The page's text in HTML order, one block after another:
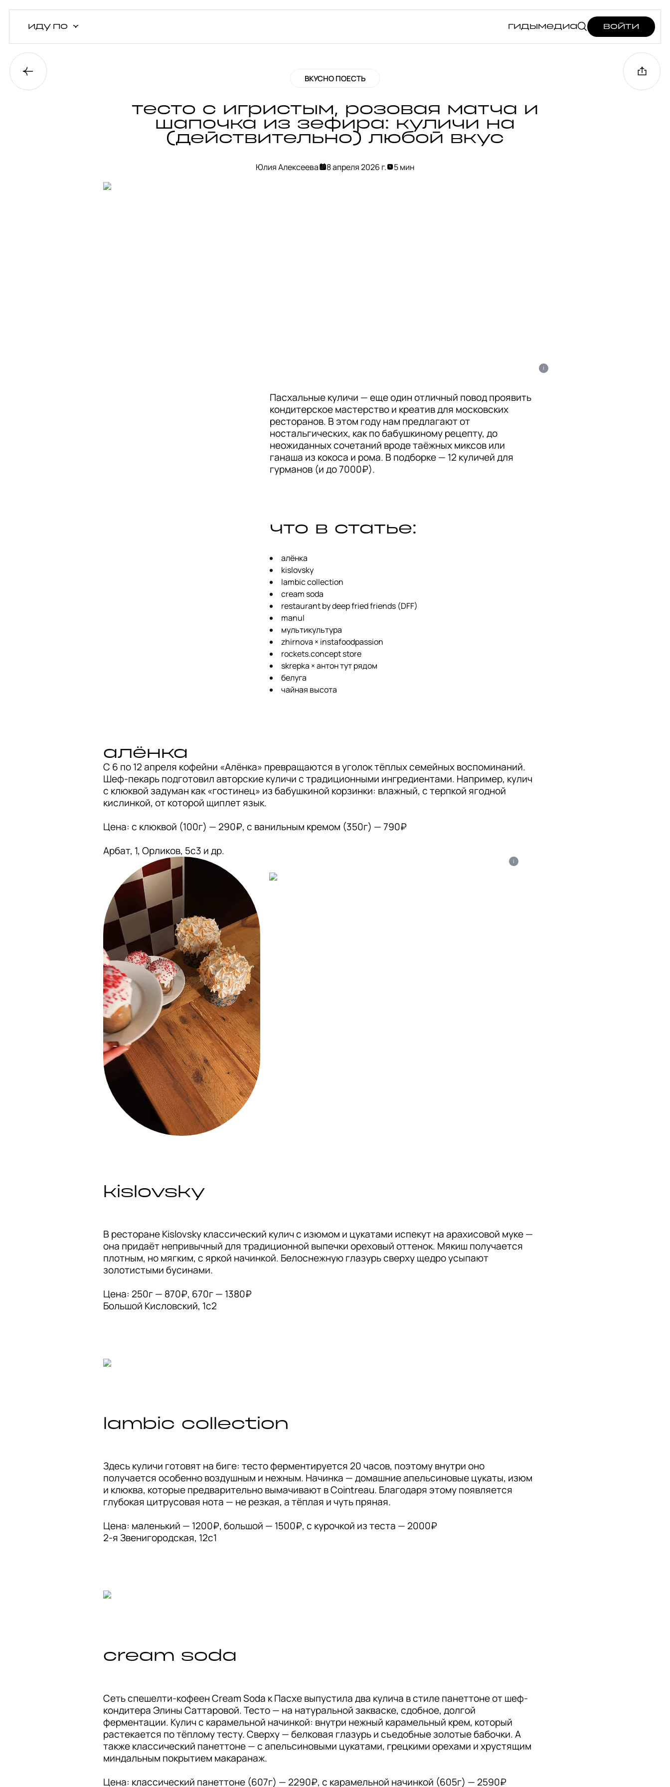
иду по гидымедиа войти
ВКУСНО ПОЕСТЬ
тесто с игристым, розовая матча и
шапочка из зефира: куличи на
(действительно) любой вкус
Юлия Алексеева 8 апреля 2026 г. 5 мин
i
Пасхальные куличи — еще один отличный повод проявить
кондитерское мастерство и креатив для московских
ресторанов. В этом году нам предлагают от
ностальгических, как по бабушкиному рецепту, до
неожиданных сочетаний вроде таёжных миксов или
ганаша из кокоса и рома. В подборке — 12 куличей для
гурманов (и до 7000₽).
что в статье:
aлёнка
kislovsky
lambic collection
cream soda
restaurant by deep fried friends (DFF)
manul
мультикультура
zhirnova × instafoodpassion
rockets.concept store
skrepka × антон тут рядом
белуга
чайная высота
aлёнка
С 6 по 12 апреля кофейни «Алёнка» превращаются в уголок тёплых семейных воспоминаний.
Шеф-пекарь подготовил авторские куличи с традиционными ингредиентами. Например, кулич
с клюквой задуман как «гостинец» из бабушкиной корзинки: влажный, с терпкой ягодной
кислинкой, от которой щиплет язык.
Цена: с клюквой (100г) — 290₽, с ванильным кремом (350г) — 790₽
i
kislovsky
В ресторане Kislovsky классический кулич с изюмом и цукатами испекут на арахисовой муке —
она придаёт непривычный для традиционной выпечки ореховый оттенок. Мякиш получается
плотным, но мягким, с яркой начинкой. Белоснежную глазурь сверху щедро усыпают
золотистыми бусинами.
Цена: 250г — 870₽, 670г — 1380₽
lambic collection
Здесь куличи готовят на биге: тесто ферментируется 20 часов, поэтому внутри оно
получается особенно воздушным и нежным. Начинка — домашние апельсиновые цукаты, изюм
и клюква, которые предварительно вымачивают в Cointreau. Благодаря этому появляется
глубокая цитрусовая нота — не резкая, а тёплая и чуть пряная.
Цена: маленький — 1200₽, большой — 1500₽, с курочкой из теста — 2000₽
cream soda
Сеть спешелти-кофеен Cream Soda к Пасхе выпустила два кулича в стиле панеттоне от шеф-
кондитера Элины Саттаровой. Тесто — на натуральной закваске, сдобное, долгой
ферментации. Кулич с карамельной начинкой: внутри нежный карамельный крем, который
растекается по тёплому тесту. Сверху — белковая глазурь и съедобные золотые бабочки. А
также классический панеттоне — с апельсиновыми цукатами, грецкими орехами и хрустящим
миндальным покрытием макаранаж.
Цена: классический панеттоне (607г) — 2290₽, с карамельной начинкой (605г) — 2590₽